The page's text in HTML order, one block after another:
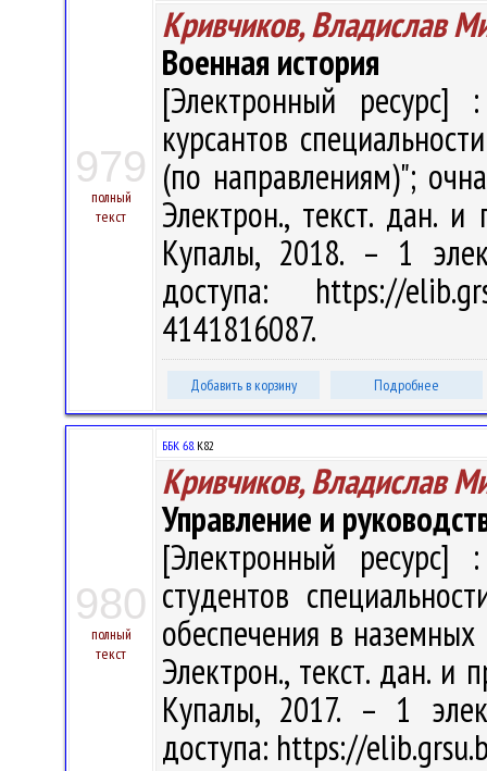
979
полный
текст
Кривчиков, Владислав
Военная история
[Электронный ресурс]
курсантов
(по направлениям)";
Электрон., текст. дан.
Купалы, 2018. – 1
доступа: https://
4141816087.
Добавить в корзину Подробнее
980
полный
текст
ББК 68.К82
Кривчиков, Владислав
Управление и
[Электронный ресурс]
студентов
обеспечения в
Электрон., текст. дан. и
Купалы, 2017. – 1
доступа: https://